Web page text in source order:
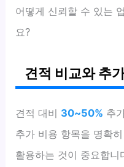
어떻게 신뢰할 수 있는
요?
견적 비교와 추
견적 대비 30~50% 추
추가 비용 항목을 명확
활용하는 것이 중요합